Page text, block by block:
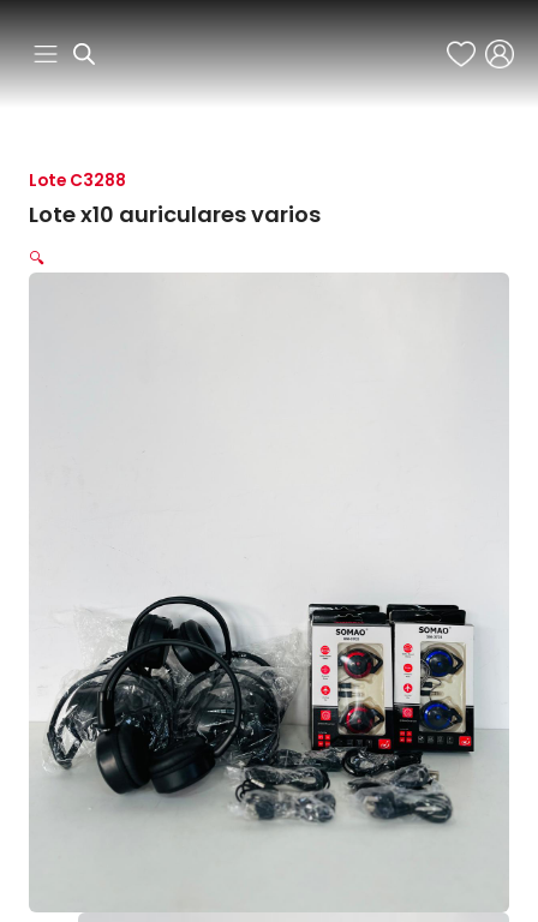
Ir
al
contenido
Lote C3288
Lote x10 auriculares varios
🔍